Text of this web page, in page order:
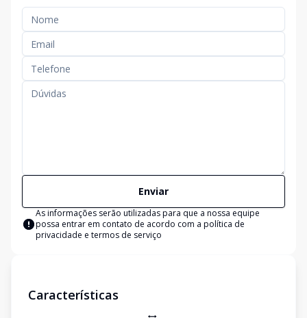
Enviar
As informações serão utilizadas para que a nossa equipe
possa entrar em contato de acordo com a política de
privacidade e termos de serviço
Características